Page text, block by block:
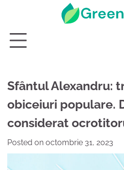
Sfântul Alexandru:
obiceiuri populare.
considerat
Posted on octombrie 31, 2023